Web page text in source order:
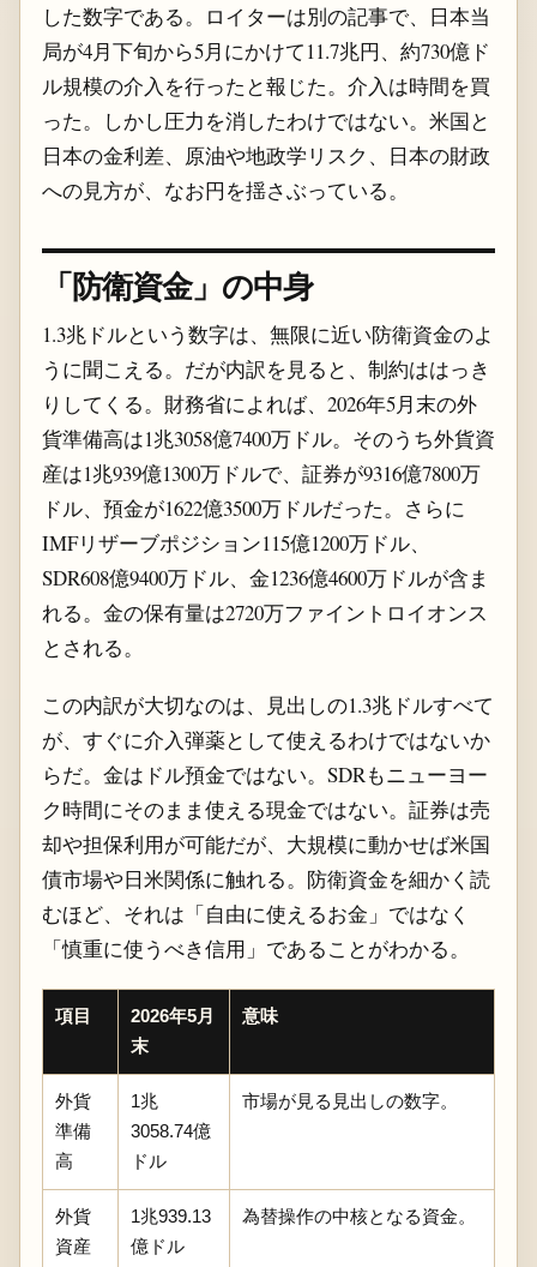
した数字である。ロイターは別の記事で、日本当
局が4月下旬から5月にかけて11.7兆円、約730億ド
ル規模の介入を行ったと報じた。介入は時間を買
った。しかし圧力を消したわけではない。米国と
日本の金利差、原油や地政学リスク、日本の財政
への見方が、なお円を揺さぶっている。
「防衛資金」の中身
1.3兆ドルという数字は、無限に近い防衛資金のよ
うに聞こえる。だが内訳を見ると、制約ははっき
りしてくる。財務省によれば、2026年5月末の外
貨準備高は1兆3058億7400万ドル。そのうち外貨資
産は1兆939億1300万ドルで、証券が9316億7800万
ドル、預金が1622億3500万ドルだった。さらに
IMFリザーブポジション115億1200万ドル、
SDR608億9400万ドル、金1236億4600万ドルが含ま
れる。金の保有量は2720万ファイントロイオンス
とされる。
この内訳が大切なのは、見出しの1.3兆ドルすべて
が、すぐに介入弾薬として使えるわけではないか
らだ。金はドル預金ではない。SDRもニューヨー
ク時間にそのまま使える現金ではない。証券は売
却や担保利用が可能だが、大規模に動かせば米国
債市場や日米関係に触れる。防衛資金を細かく読
むほど、それは「自由に使えるお金」ではなく
「慎重に使うべき信用」であることがわかる。
項目
2026年5月
末
意味
外貨
準備
高
1兆
3058.74億
ドル
市場が見る見出しの数字。
外貨
資産
1兆939.13
億ドル
為替操作の中核となる資金。